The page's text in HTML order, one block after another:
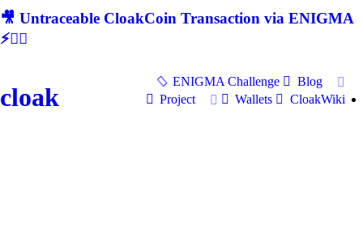
🎥 Untraceable CloakCoin Transaction via ENIGMA
⚡🕵‍♂
cloak
ENIGMA Challenge
Blog
Project
Wallets CloakWiki